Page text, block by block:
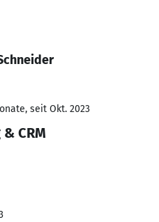
seit Okt. 2023
CRM